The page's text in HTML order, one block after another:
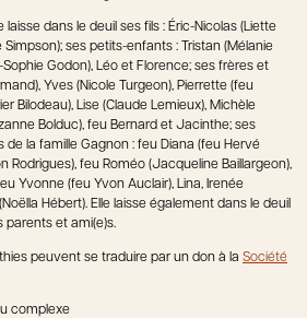
dans le deuil ses fils : Éric-Nicolas (Liette
ses petits-enfants : Tristan (Mélanie
Sophie Godon), Léo et Florence; ses frères et
Yves (Nicole Turgeon), Pierrette (feu
Bilodeau), Lise (Claude Lemieux), Michèle
Bolduc), feu Bernard et Jacinthe; ses
la famille Gagnon : feu Diana (feu Hervé
Rodrigues), feu Roméo (Jacqueline Baillargeon),
Yvonne (feu Yvon Auclair), Lina, Irenée
Hébert). Elle laisse également dans le deuil
parents et ami(e)s.
peuvent se traduire par un don à la Société
complexe